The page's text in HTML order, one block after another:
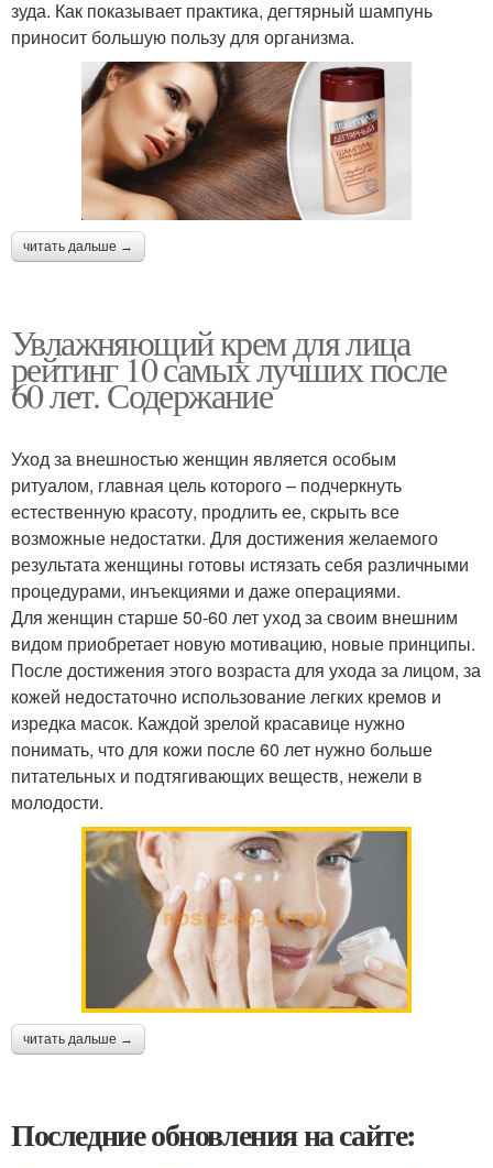
зуда. Как показывает практика, дегтярный шампунь
приносит большую пользу для организма.
читать дальше →
Увлажняющий крем для лица
рейтинг 10 самых лучших после
60 лет. Содержание
Уход за внешностью женщин является особым
ритуалом, главная цель которого – подчеркнуть
естественную красоту, продлить ее, скрыть все
возможные недостатки. Для достижения желаемого
результата женщины готовы истязать себя различными
процедурами, инъекциями и даже операциями.
Для женщин старше 50-60 лет уход за своим внешним
видом приобретает новую мотивацию, новые принципы.
После достижения этого возраста для ухода за лицом, за
кожей недостаточно использование легких кремов и
изредка масок. Каждой зрелой красавице нужно
понимать, что для кожи после 60 лет нужно больше
питательных и подтягивающих веществ, нежели в
молодости.
читать дальше →
Последние обновления на сайте: